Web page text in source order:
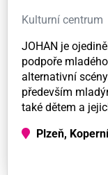
Kulturní centrum
JOHAN je
podpoře
alternativní
především
také dětem a
Plzeň,